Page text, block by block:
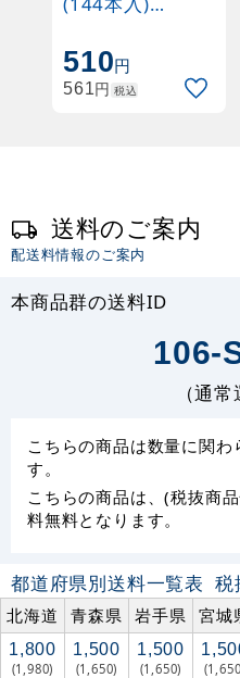
510円
561円 税込
送料のご案内
配送料情報のご案内
本商品群の送料ID
106-
（通
こちらの商品は数量に関
す。
こちらの商品は、(税抜商
料無料となります。
都道府県別送料一覧表 税
北海道
青森県 岩手県 宮城
1,800
(1,980)
1,500
(1,650)
1,500
(1,650)